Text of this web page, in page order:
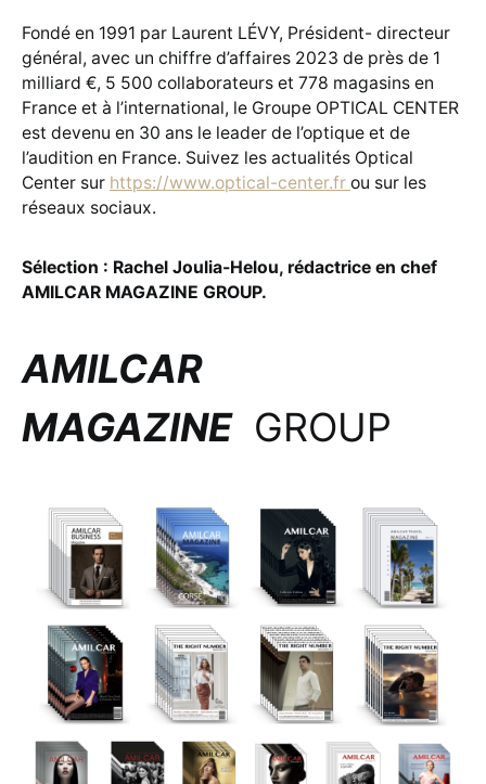
Fondé en 1991 par Laurent LÉVY, Président- directeur
général, avec un chiffre d’affaires 2023 de près de 1
milliard €, 5 500 collaborateurs et 778 magasins en
France et à l’international, le Groupe OPTICAL CENTER
est devenu en 30 ans le leader de l’optique et de
l’audition en France. Suivez les actualités Optical
Center sur https://www.optical-center.fr ou sur les
réseaux sociaux.
Sélection : Rachel Joulia-Helou, rédactrice en chef
AMILCAR MAGAZINE GROUP.
AMILCAR
MAGAZINEGROUP